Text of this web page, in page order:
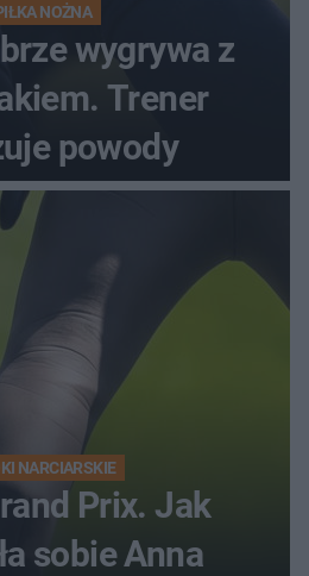
NOŻNA
wygrywa z
Trener
powody
NARCIARSKIE
Prix. Jak
sobie Anna